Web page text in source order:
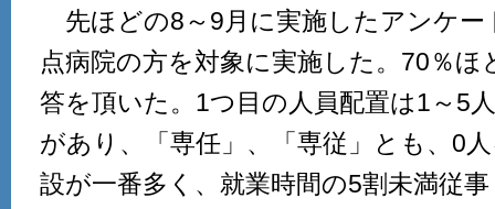
先ほどの8～9月に実施したアンケー
点病院の方を対象に実施した。70％ほ
答を頂いた。1つ目の人員配置は1～5
があり、「専任」、「専従」とも、0
設が一番多く、就業時間の5割未満従